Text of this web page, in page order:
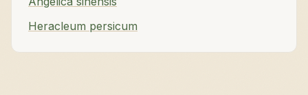
Heracleum persicum